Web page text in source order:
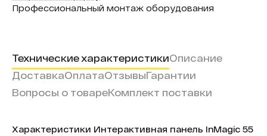
Профессиональный монтаж оборудования
Технические характеристикиОписание
ДоставкаОплатаОтзывыГарантии
Вопросы о товареКомплект поставки
Характеристики Интерактивная панель InMagic 55